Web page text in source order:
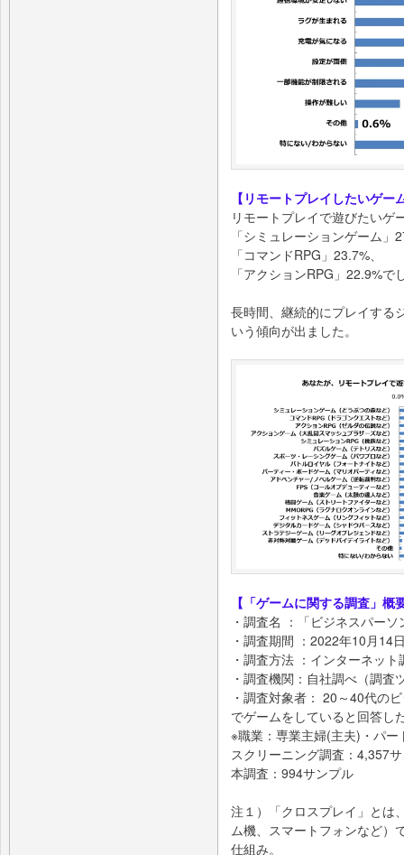
【リモートプレイしたいゲ
リモートプレイで遊びたいゲ
「シミュレーションゲーム」
「コマンドRPG」23.7%、
「アクションRPG」22.9%で
長時間、継続的にプレイする
いう傾向が出ました。
【「ゲームに関する調査」概
・調査名 ：「ビジネスパー
・調査期間 ：2022年10月14
・調査方法 ：インターネット
・調査機関：自社調べ（調査
・調査対象者： 20～40代の
でゲームをしていると回答し
※職業：専業主婦(主夫)・パ
スクリーニング調査：4,357
本調査：994サンプル
注１）「クロスプレイ」とは
ム機、スマートフォンなど）
仕組み。